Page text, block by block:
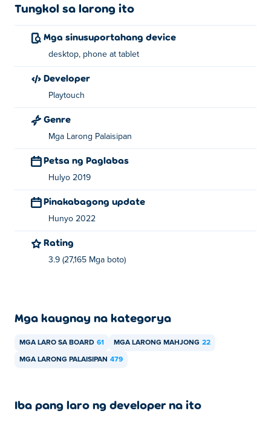
Tungkol sa larong ito
Mga sinusuportahang device
desktop, phone at tablet
Developer
Playtouch
Genre
Mga Larong Palaisipan
Petsa ng Paglabas
Hulyo 2019
Pinakabagong update
Hunyo 2022
Rating
3.9 (27,165 Mga boto)
Mga kaugnay na kategorya
MGA LARO SA BOARD 61 MGA LARONG MAHJONG 22
MGA LARONG PALAISIPAN 479
Iba pang laro ng developer na ito